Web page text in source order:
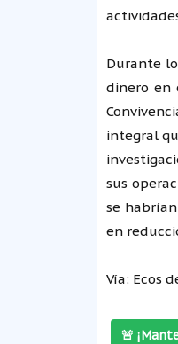
Durante
dinero en
integral
sus
se
en
Vía: Ecos
🚨